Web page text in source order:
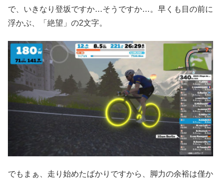
で、いきなり登坂ですか…そうですか…。早くも目の前に
浮かぶ、「絶望」の2文字。
でもまぁ、走り始めたばかりですから、脚力の余裕は僅か